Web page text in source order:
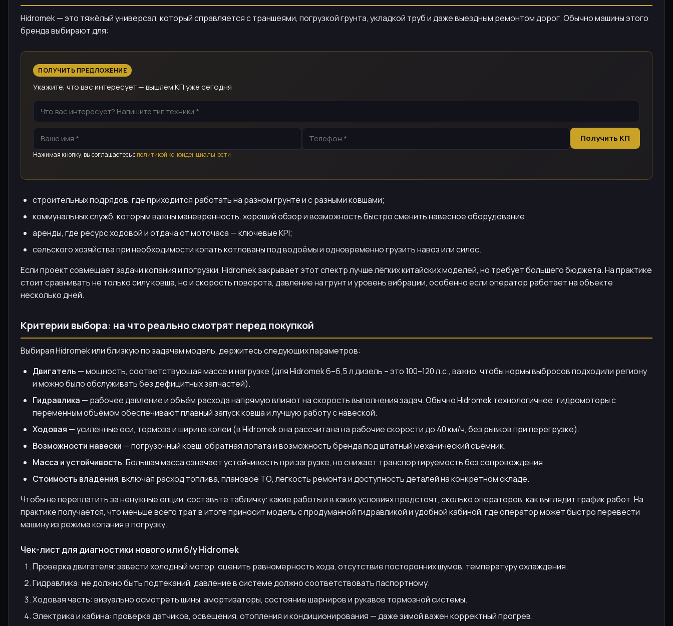
Hidromek — это тяжёлый универсал, который справляется с траншеями, погрузкой грунта, укладкой труб и даже выездным ремонтом дорог. Обычно машины этого
бренда выбирают для:
ПОЛУЧИТЬ ПРЕДЛОЖЕНИЕ
Укажите, что вас интересует — вышлем КП уже сегодня
Получить КП
Нажимая кнопку, вы соглашаетесь сполитикой конфиденциальности
строительных подрядов, где приходится работать на разном грунте и с разными ковшами;
коммунальных служб, которым важны маневренность, хороший обзор и возможность быстро сменить навесное оборудование;
аренды, где ресурс ходовой и отдача от моточаса — ключевые KPI;
сельского хозяйства при необходимости копать котлованы под водоёмы и одновременно грузить навоз или силос.
Если проект совмещает задачи копания и погрузки, Hidromek закрывает этот спектр лучше лёгких китайских моделей, но требует большего бюджета. На практике
стоит сравнивать не только силу ковша, но и скорость поворота, давление на грунт и уровень вибрации, особенно если оператор работает на объекте
несколько дней.
Критерии выбора: на что реально смотрят перед покупкой
Выбирая Hidromek или близкую по задачам модель, держитесь следующих параметров:
Двигатель — мощность, соответствующая массе и нагрузке (для Hidromek 6–6,5 л дизель – это 100–120 л.с., важно, чтобы нормы выбросов подходили региону
и можно было обслуживать без дефицитных запчастей).
Гидравлика — рабочее давление и объём расхода напрямую влияют на скорость выполнения задач. Обычно Hidromek технологичнее: гидромоторы с
переменным объёмом обеспечивают плавный запуск ковша и лучшую работу с навеской.
Ходовая — усиленные оси, тормоза и ширина колеи (в Hidromek она рассчитана на рабочие скорости до 40 км/ч, без рывков при перегрузке).
Возможности навески — погрузочный ковш, обратная лопата и возможность бренда под штатный механический съёмник.
Масса и устойчивость. Большая масса означает устойчивость при загрузке, но снижает транспортируемость без сопровождения.
Стоимость владения, включая расход топлива, плановое ТО, лёгкость ремонта и доступность деталей на конкретном складе.
Чтобы не переплатить за ненужные опции, составьте табличку: какие работы и в каких условиях предстоят, сколько операторов, как выглядит график работ. На
практике получается, что меньше всего трат в итоге приносит модель с продуманной гидравликой и удобной кабиной, где оператор может быстро перевести
машину из режима копания в погрузку.
Чек-лист для диагностики нового или б/у Hidromek
Проверка двигателя: завести холодный мотор, оценить равномерность хода, отсутствие посторонних шумов, температуру охлаждения.
Гидравлика: не должно быть подтеканий, давление в системе должно соответствовать паспортному.
Ходовая часть: визуально осмотреть шины, амортизаторы, состояние шарниров и рукавов тормозной системы.
Электрика и кабина: проверка датчиков, освещения, отопления и кондиционирования — даже зимой важен корректный прогрев.